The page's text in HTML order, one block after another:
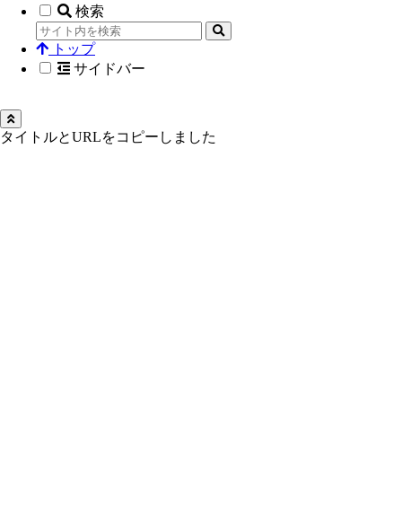
検索
トップ
サイドバー
タイトルとURLをコピーしました